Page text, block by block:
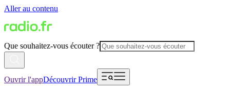
Aller au contenu
Que souhaitez-vous écouter ?
Ouvrir l'appDécouvrir Prime